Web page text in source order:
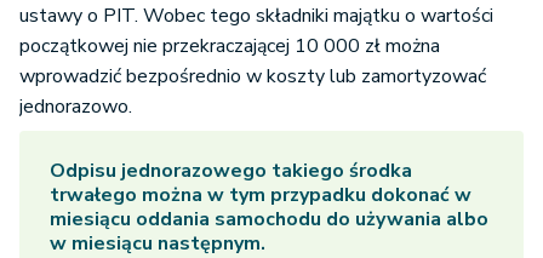
ustawy o PIT. Wobec tego składniki majątku o wartości
początkowej nie przekraczającej 10 000 zł można
wprowadzić bezpośrednio w koszty lub zamortyzować
jednorazowo.
Odpisu jednorazowego takiego środka
trwałego można w tym przypadku dokonać w
miesiącu oddania samochodu do używania albo
w miesiącu następnym.